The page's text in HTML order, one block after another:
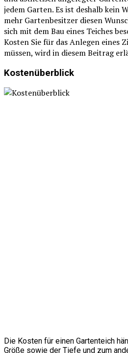
jedem Garten. Es ist deshalb kein
mehr Gartenbesitzer diesen
sich mit dem Bau eines Teiches
Kosten Sie für das Anlegen eines
müssen, wird in diesem Beitrag
Kostenüberblick
Die Kosten für einen Gartenteich
Größe sowie der Tiefe und zum